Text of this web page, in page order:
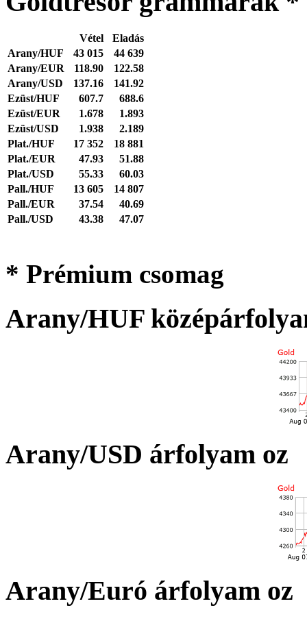
Vétel
Eladás
Arany/HUF
43 015
44 639
Arany/EUR
118.90
122.58
Arany/USD
137.16
141.92
Ezüst/HUF
607.7
688.6
Ezüst/EUR
1.678
1.893
Ezüst/USD
1.938
2.189
Plat./HUF
17 352
18 881
Plat./EUR
47.93
51.88
Plat./USD
55.33
60.03
Pall./HUF
13 605
14 807
Pall./EUR
37.54
40.69
Pall./USD
43.38 47.07
* Prémium csomag
Arany/HUF
Arany/USD árfolyam oz
Arany/Euró árfolyam oz